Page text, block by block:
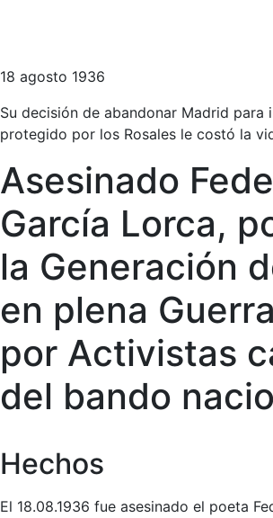
18 agosto 1936
Su decisión de abandonar Madrid para
protegido por los Rosales le costó la
Asesinado
García Lorca,
la Generación
en plena
por Activistas
del bando
Hechos
El 18.08.1936 fue asesinado el poeta